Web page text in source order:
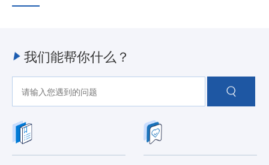
我们能帮你什么？